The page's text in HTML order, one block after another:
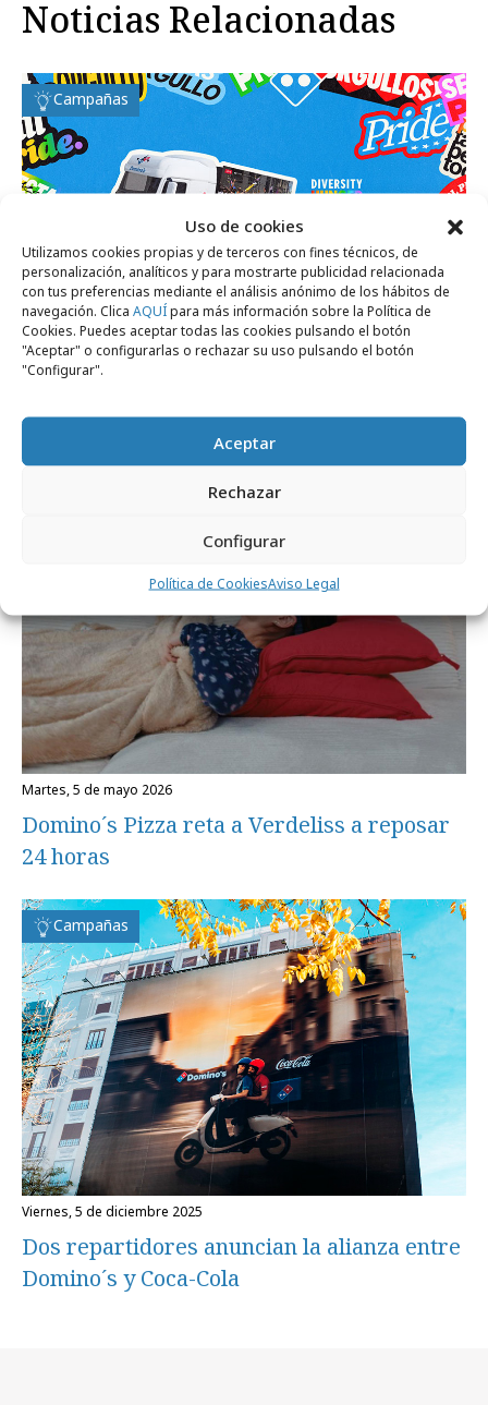
Uso de cookies
Utilizamos cookies propias y de terceros con fines técnicos, de
personalización, analíticos y para mostrarte publicidad relacionada
con tus preferencias mediante el análisis anónimo de los hábitos de
navegación. Clica AQUÍpara más información sobre la Política de
Cookies. Puedes aceptar todas las cookies pulsando el botón
"Aceptar" o configurarlas o rechazar su uso pulsando el botón
"Configurar".
Aceptar
Rechazar
Configurar
Política de CookiesAviso Legal
Noticias Relacionadas
Campañas
viernes, 26 de junio 2026
Domino´s participa en el Desfile del
martes, 5 de mayo 2026
Domino´s Pizza reta a Verdeliss a reposar
24 horas
Campañas
viernes, 5 de diciembre 2025
Dos repartidores anuncian la alianza entre
Domino´s y Coca-Cola